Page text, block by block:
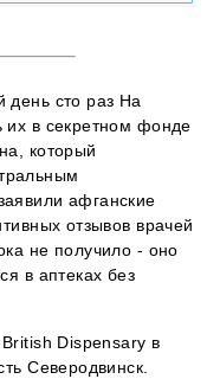
день сто раз На
в секретном фонде
который
афганские
отзывов врачей
не получило - оно
в аптеках без
Dispensary в
Северодвинск.